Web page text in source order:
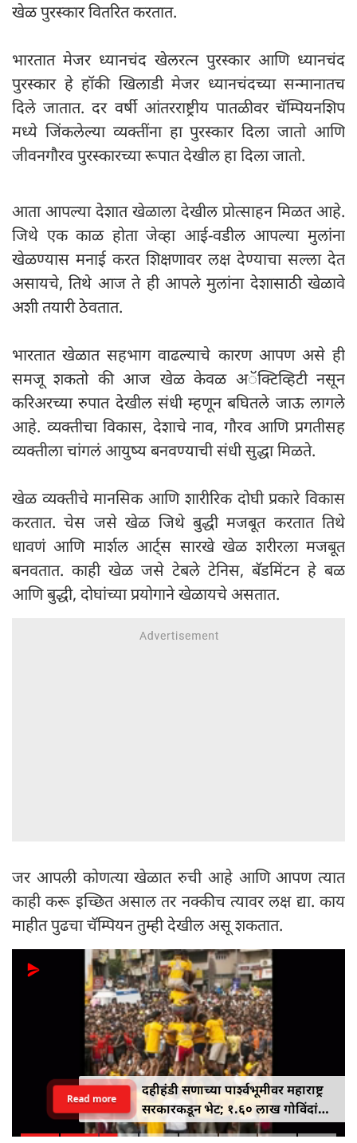
खेळ पुरस्कार वितरित करतात.
भारतात मेजर ध्यानचंद खेलरत्न पुरस्कार आणि ध्यानचंद
पुरस्कार हे हॉकी खिलाडी मेजर ध्यानचंदच्या सन्मानातच
दिले जातात. दर वर्षी आंतरराष्ट्रीय पातळीवर चॅम्पियनशिप
मध्ये जिंकलेल्या व्यक्तींना हा पुरस्कार दिला जातो आणि
जीवनगौरव पुरस्कारच्या रूपात देखील हा दिला जातो.
आता आपल्या देशात खेळाला देखील प्रोत्साहन मिळत आहे.
जिथे एक काळ होता जेव्हा आई-वडील आपल्या मुलांना
खेळण्यास मनाई करत शिक्षणावर लक्ष देण्याचा सल्ला देत
असायचे, तिथे आज ते ही आपले मुलांना देशासाठी खेळावे
अशी तयारी ठेवतात.
भारतात खेळात सहभाग वाढल्याचे कारण आपण असे ही
समजू शकतो की आज खेळ केवळ अॅक्टिव्हिटी नसून
करिअरच्या रुपात देखील संधी म्हणून बघितले जाऊ लागले
आहे. व्यक्तीचा विकास, देशाचे नाव, गौरव आणि प्रगतीसह
व्यक्तीला चांगलं आयुष्य बनवण्याची संधी सुद्धा मिळते.
खेळ व्यक्तीचे मानसिक आणि शारीरिक दोघी प्रकारे विकास
करतात. चेस जसे खेळ जिथे बुद्धी मजबूत करतात तिथे
धावणं आणि मार्शल आर्ट्स सारखे खेळ शरीरला मजबूत
बनवतात. काही खेळ जसे टेबले टेनिस, बॅडमिंटन हे बळ
आणि बुद्धी, दोघांच्या प्रयोगाने खेळायचे असतात.
जर आपली कोणत्या खेळात रुची आहे आणि आपण त्यात
काही करू इच्छित असाल तर नक्कीच त्यावर लक्ष द्या. काय
माहीत पुढचा चॅम्पियन तुम्ही देखील असू शकतात.
दहीहंडी सणाच्या पार्श्वभूमीवर महाराष्ट्र
सरकारकडून भेट; १.६० लाख गोविंदांना
१० लाख रुपयांपर्यंतचे विमा संरक्षण
Read more